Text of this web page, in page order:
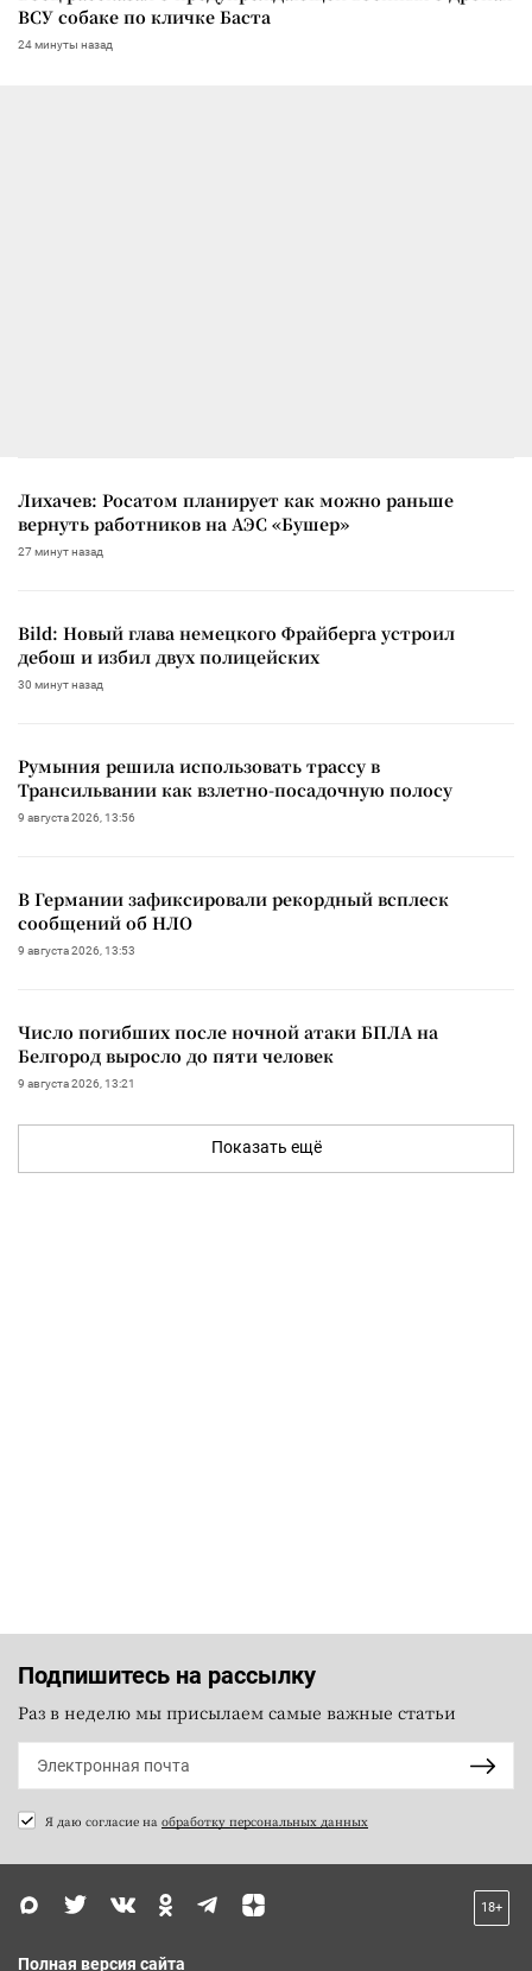
ВСУ собаке по кличке Баста
24 минуты назад
Лихачев: Росатом планирует как можно раньше
вернуть работников на АЭС «Бушер»
27 минут назад
Bild: Новый глава немецкого Фрайберга устроил
дебош и избил двух полицейских
30 минут назад
Румыния решила использовать трассу в
Трансильвании как взлетно-посадочную полосу
9 августа 2026, 13:56
В Германии зафиксировали рекордный всплеск
сообщений об НЛО
9 августа 2026, 13:53
Число погибших после ночной атаки БПЛА на
Белгород выросло до пяти человек
9 августа 2026, 13:21
Показать ещё
Подпишитесь на рассылку
Раз в неделю мы присылаем самые важные статьи
Я даю согласие на обработку персональных данных
18+
Полная версия сайта